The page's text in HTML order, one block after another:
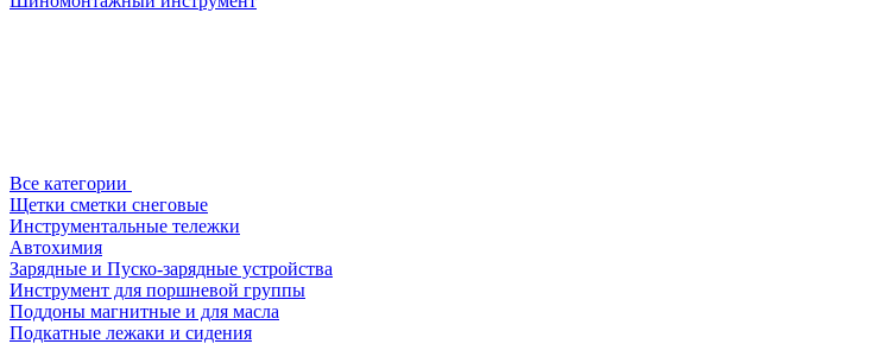
Все категории
Щетки сметки снеговые
Инструментальные тележки
Автохимия
Зарядные и Пуско-зарядные устройства
Инструмент для поршневой группы
Поддоны магнитные и для масла
Подкатные лежаки и сидения